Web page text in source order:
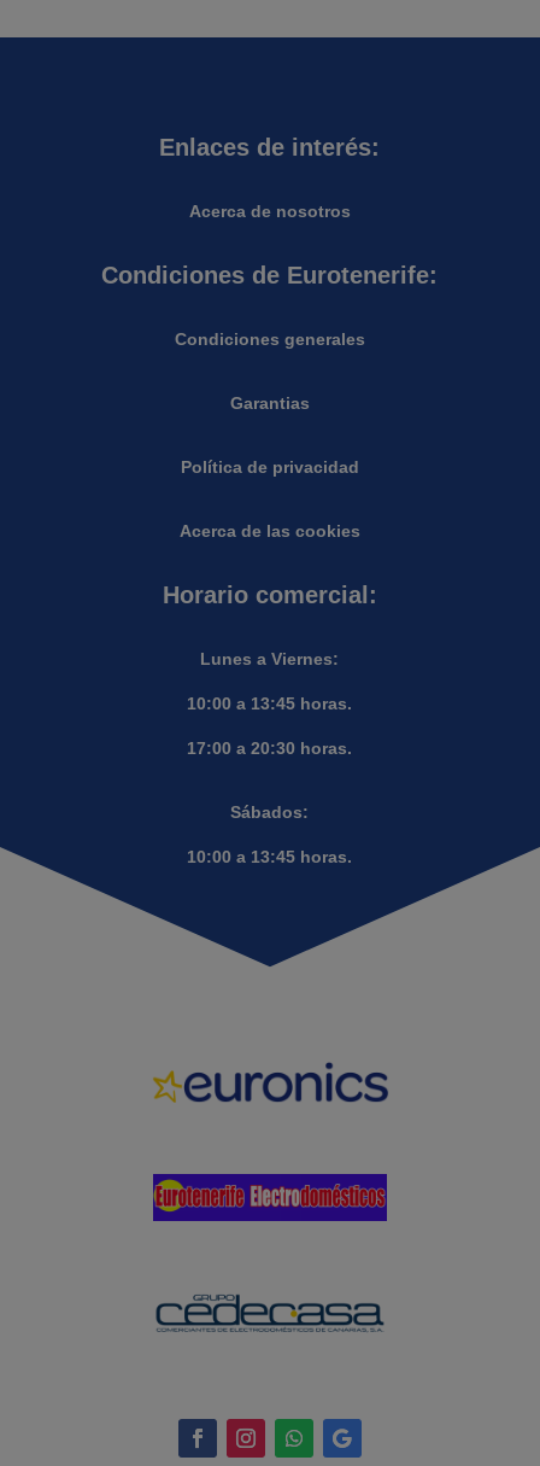
Enlaces de interés:
Acerca de nosotros
Condiciones de Eurotenerife:
Condiciones generales
Garantias
Política de privacidad
Acerca de las cookies
Horario comercial:
Lunes a Viernes:
10:00 a 13:45 horas.
17:00 a 20:30 horas.
Sábados:
10:00 a 13:45 horas.